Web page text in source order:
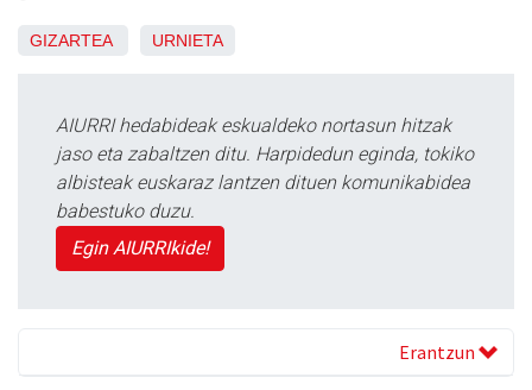
GIZARTEA URNIETA
AIURRI hedabideak eskualdeko nortasun hitzak
jaso eta zabaltzen ditu. Harpidedun eginda, tokiko
albisteak euskaraz lantzen dituen komunikabidea
babestuko duzu.
Egin AIURRIkide!
Erantzun